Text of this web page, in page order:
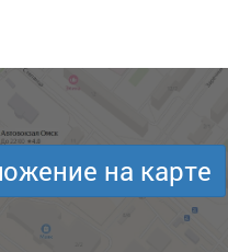
на карте